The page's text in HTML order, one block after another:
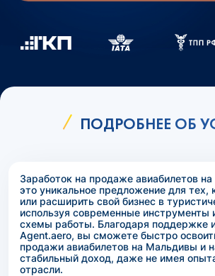
ПОДРОБНЕЕ ОБ
Заработок на продаже авиабилетов
это уникальное предложение для тех,
или расширить свой бизнес в
используя современные инструменты
схемы работы. Благодаря поддержке
Agent.aero, вы сможете быстро
продажи авиабилетов на Мальдивы и
стабильный доход, даже не имея
отрасли.